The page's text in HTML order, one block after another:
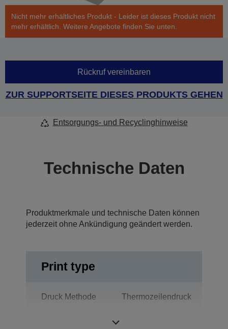
Nicht mehr erhältliches Produkt - Leider ist dieses Produkt nicht
mehr erhältlich. Weitere Angebote finden Sie unten.
Rückruf vereinbaren
ZUR SUPPORTSEITE DIESES PRODUKTS GEHEN
Entsorgungs- und Recyclinghinweise
Technische Daten
Produktmerkmale und technische Daten können
jederzeit ohne Ankündigung geändert werden.
Print type
Druck Methode Thermozeilendruck